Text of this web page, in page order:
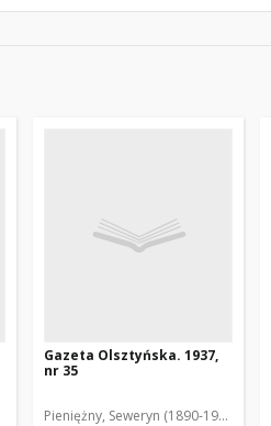
Red.
Gazeta Olsztyńska. 1937,
nr 35
Pieniężny, Seweryn (1890-1940). Red.